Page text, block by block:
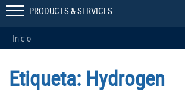
PRODUCTS & SERVICES
Inicio
Etiqueta: Hydrogen